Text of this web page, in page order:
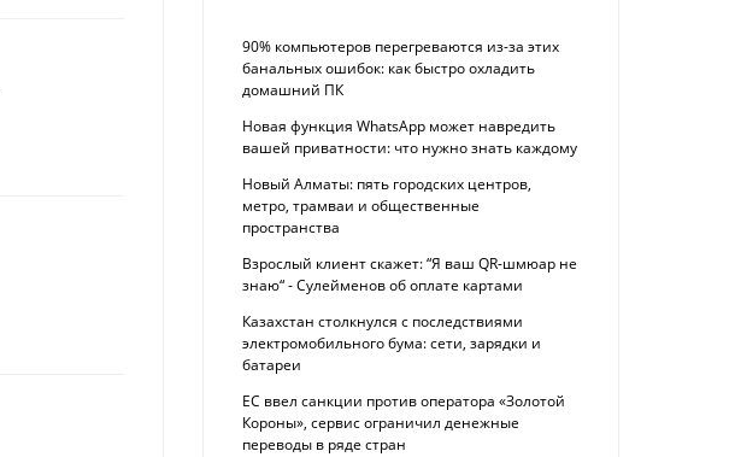
90% компьютеров перегреваются из-за этих
банальных ошибок: как быстро охладить
домашний ПК
Новая функция WhatsApp может навредить
вашей приватности: что нужно знать каждому
Новый Алматы: пять городских центров,
метро, трамваи и общественные
пространства
Взрослый клиент скажет: “Я ваш QR-шмюар не
знаю“ - Сулейменов об оплате картами
Казахстан столкнулся с последствиями
электромобильного бума: сети, зарядки и
батареи
ЕС ввел санкции против оператора «Золотой
Короны», сервис ограничил денежные
переводы в ряде стран